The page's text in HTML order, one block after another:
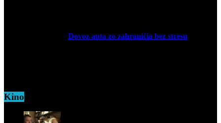
Dovoz auta zo zahraničia bez stresu
Kino